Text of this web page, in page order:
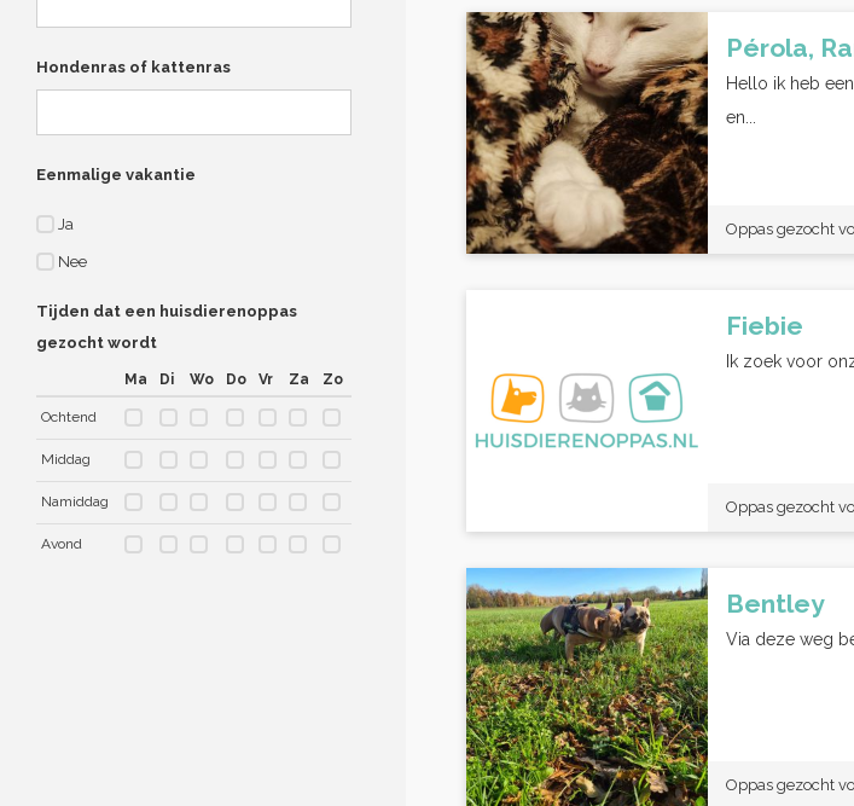
Hondenras of kattenras
Eenmalige vakantie
Ja
Nee
Tijden dat een huisdierenoppas
gezocht wordt
Ma Di Wo Do Vr Za Zo
Ochtend
Middag
Namiddag
Avond
Pérola,
Hello ik heb
en...
Oppas gezocht
Fiebie
Ik zoek voor
Oppas gezocht
Bentley
Via deze weg
Oppas gezocht